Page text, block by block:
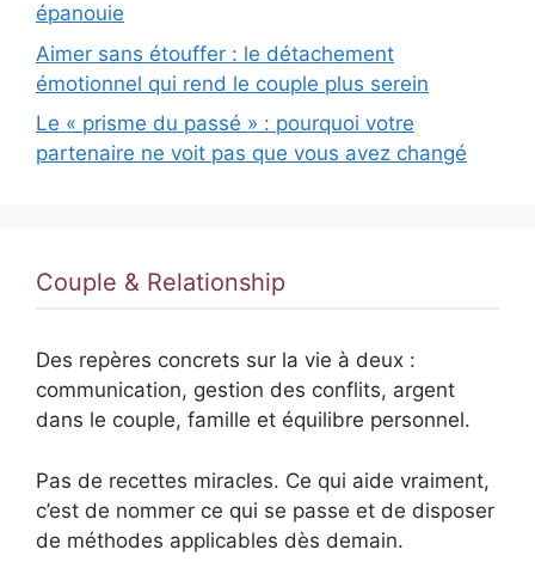
épanouie
Aimer sans étouffer : le détachement
émotionnel qui rend le couple plus serein
Le « prisme du passé » : pourquoi votre
partenaire ne voit pas que vous avez changé
Couple & Relationship
Des repères concrets sur la vie à deux :
communication, gestion des conflits, argent
dans le couple, famille et équilibre personnel.
Pas de recettes miracles. Ce qui aide vraiment,
c’est de nommer ce qui se passe et de disposer
de méthodes applicables dès demain.